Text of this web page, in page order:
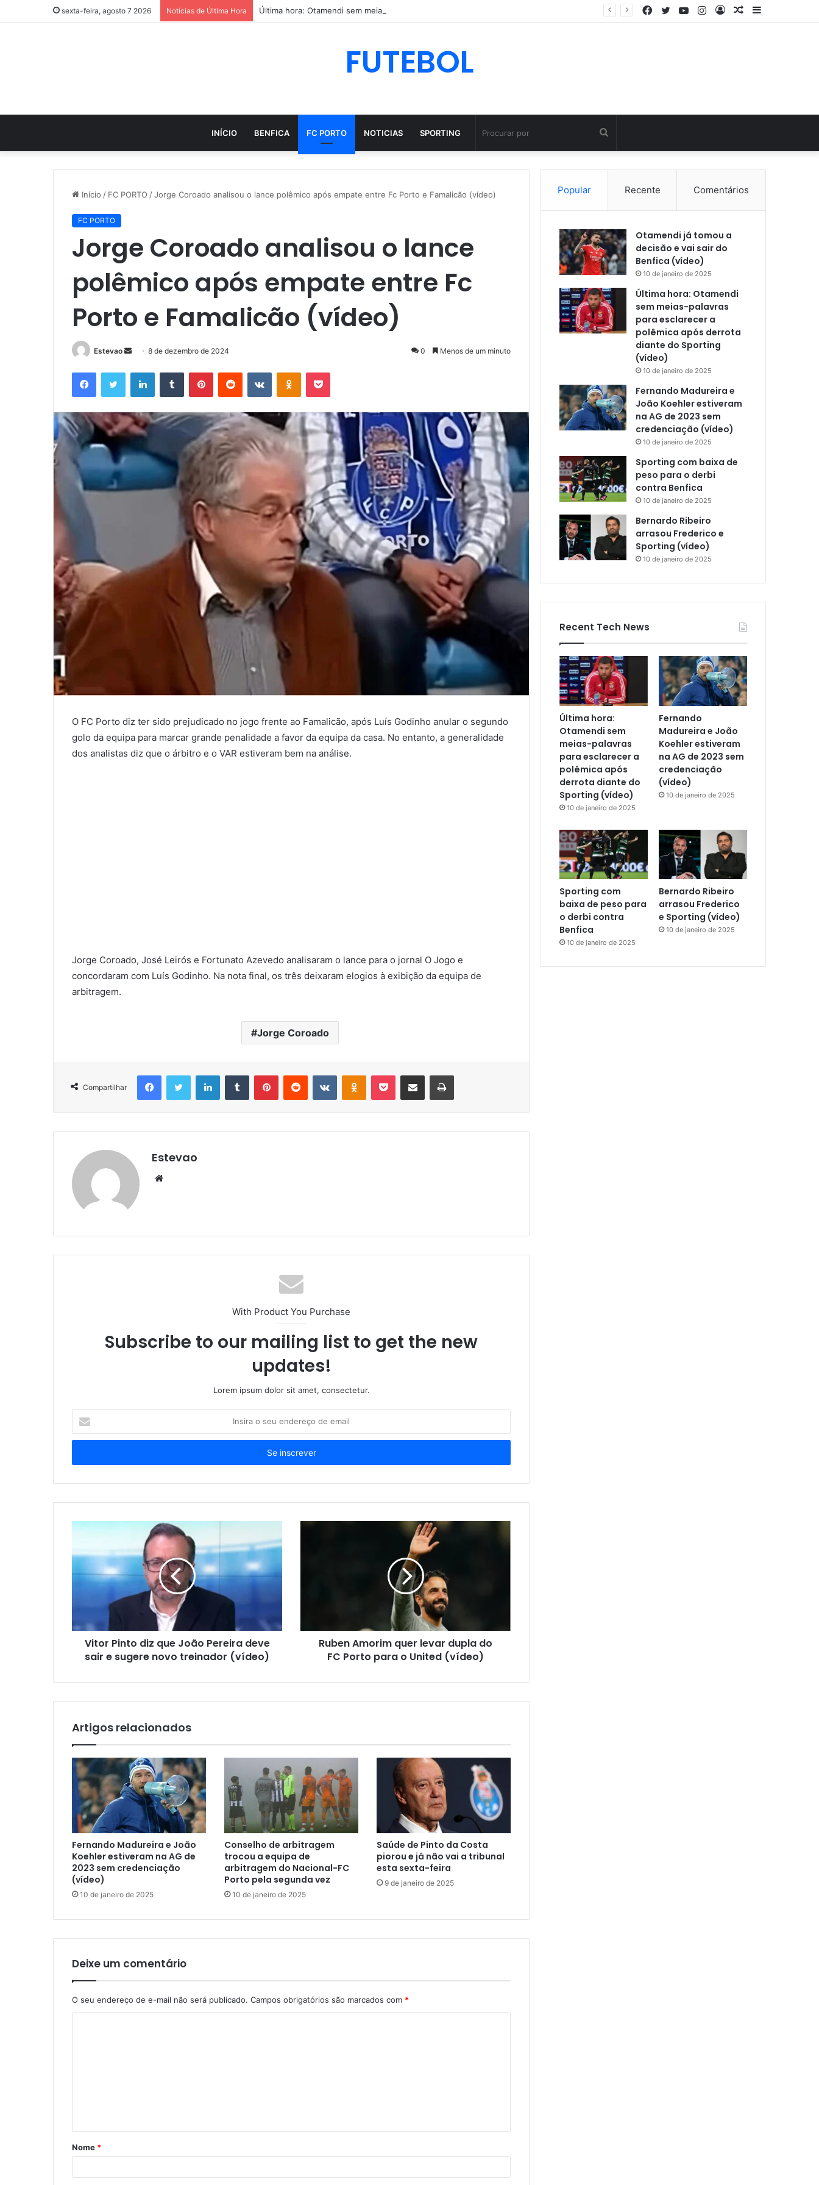
sexta-feira, agosto 7 2026 Notícias de Última Hora
Barra
Artigo
Entrar
Instagram
YouTube
Twitter
Facebook
FUTEBOL
INÍCIO BENFICA FC PORTO NOTICIAS SPORTING Procurar
por
Início / FC PORTO /Jorge Coroado analisou o lance polêmico após empate entre Fc Porto e Famalicão (vídeo)
FC PORTO
Jorge Coroado analisou o lance
polêmico após empate entre Fc
Porto e Famalicão (vídeo)
Estevao
Mande
mail
8 de dezembro de 2024 0 Menos de um minuto
FacebookTwitter LinkedinTumblr PinterestReddit VK OK Pocket
O FC Porto diz ter sido prejudicado no jogo frente ao Famalicão, após Luís Godinho anular o segundo
golo da equipa para marcar grande penalidade a favor da equipa da casa. No entanto, a generalidade
dos analistas diz que o árbitro e o VAR estiveram bem na análise.
Jorge Coroado, José Leirós e Fortunato Azevedo analisaram o lance para o jornal O Jogo e
concordaram com Luís Godinho. Na nota final, os três deixaram elogios à exibição da equipa de
arbitragem.
Jorge Coroado
Compartilhar
FacebookTwitter LinkedinTumblr PinterestReddit VK OK Pocket Compartilhar via e-mail Imprimir
Estevao
Website
With Product You Purchase
Subscribe to our mailing list to get the new
updates!
Lorem ipsum dolor sit amet, consectetur.
seu
de
Vitor Pinto diz que João Pereira deve
sair e sugere novo treinador (vídeo)
Ruben Amorim quer levar dupla do
FC Porto para o United (vídeo)
Artigos relacionados
Fernando Madureira e João
Koehler estiveram na AG de
2023 sem credenciação
(vídeo)
10 de janeiro de 2025
Conselho de arbitragem
trocou a equipa de
arbitragem do Nacional-FC
Porto pela segunda vez
10 de janeiro de 2025
Saúde de Pinto da Costa
piorou e já não vai a tribunal
esta sexta-feira
9 de janeiro de 2025
Deixe um comentário
O seu endereço de e-mail não será publicado. Campos obrigatórios são marcados com *
á
r
Nome *
Popular Recente Comentários
Otamendi já tomou a
decisão e vai sair do
Benfica (vídeo)
10 de janeiro de 2025
Última hora: Otamendi
sem meias-palavras
para esclarecer a
polêmica após derrota
diante do Sporting
(vídeo)
10 de janeiro de 2025
Fernando Madureira e
João Koehler estiveram
na AG de 2023 sem
credenciação (vídeo)
10 de janeiro de 2025
Sporting com baixa de
peso para o derbi
contra Benfica
10 de janeiro de 2025
Bernardo Ribeiro
arrasou Frederico e
Sporting (vídeo)
10 de janeiro de 2025
Recent Tech News
Última hora:
Otamendi sem
meias-palavras
para esclarecer a
polêmica após
derrota diante do
Sporting (vídeo)
10 de janeiro de 2025
Fernando
Madureira e João
Koehler estiveram
na AG de 2023 sem
credenciação
(vídeo)
10 de janeiro de 2025
Sporting com
baixa de peso para
o derbi contra
Benfica
10 de janeiro de 2025
Bernardo Ribeiro
arrasou Frederico
e Sporting (vídeo)
10 de janeiro de 2025